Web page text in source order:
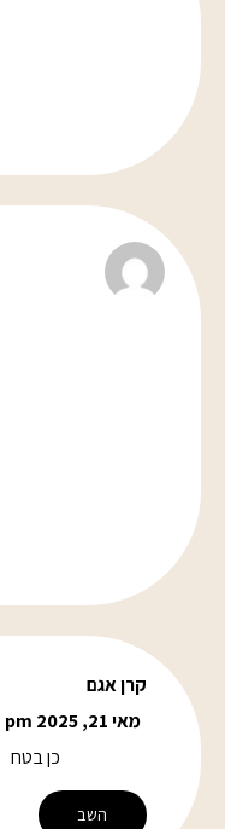
קרן אגם
מאי 21, 2025 at 12:07 pm
כן בטח
השב